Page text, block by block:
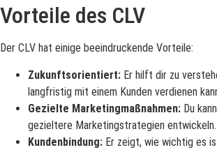
Vorteile des CLV
Der CLV hat einige beeindruckende Vorteile:
Zukunftsorientiert: Er hilft dir zu
langfristig mit einem Kunden verdienen
Gezielte Marketingmaßnahmen: Du
gezieltere Marketingstrategien entwickeln.
Kundenbindung: Er zeigt, wie wichtig es